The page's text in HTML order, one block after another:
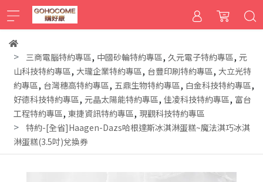
三商電腦特約專區, 中國砂輪特約專區, 久元電子特約專區, 元
山科技特約專區, 大瓏企業特約專區, 台豐印刷特約專區, 大立光特
約專區, 台灣穗高特約專區, 五鼎生物特約專區, 白金科技特約專區,
好德科技特約專區, 元晶太陽能特約專區, 佳凌科技特約專區, 富台
工程特約專區, 東捷資訊特約專區, 現觀科技特約專區
特約-[全省]Haagen-Dazs哈根達斯冰淇淋蛋糕~魔法淇巧冰淇
淋蛋糕(3.5吋)兌換券